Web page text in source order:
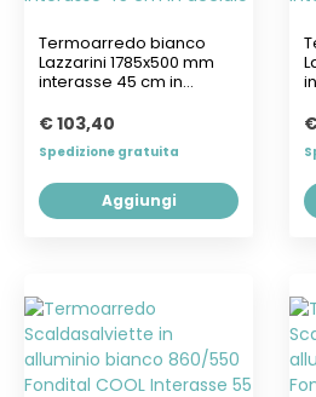
Termoarredo bianco
Lazzarini 1785x500 mm
interasse 45 cm in
€ 103,40
Spedizione gratuita
Aggiungi